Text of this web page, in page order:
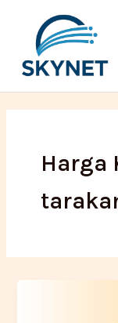
konten
Harga